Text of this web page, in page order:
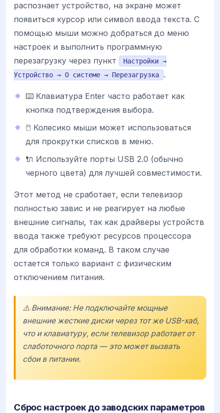
распознает устройство, на экране может
появиться курсор или символ ввода текста. С
помощью мыши можно добраться до меню
настроек и выполнить программную
перезагрузку через пункт
Настройки →
Устройство → О системе → Перезагрузка
.
⌨️ Клавиатура Enter часто работает как
кнопка подтверждения выбора.
🖱️ Колесико мыши может использоваться
для прокрутки списков в меню.
🔌 Используйте порты USB 2.0 (обычно
черного цвета) для лучшей совместимости.
Этот метод не сработает, если телевизор
полностью завис и не реагирует на любые
внешние сигналы, так как драйверы устройств
ввода также требуют ресурсов процессора
для обработки команд. В таком случае
остается только вариант с физическим
отключением питания.
⚠️ Внимание: Не подключайте мощные
внешние жесткие диски через тот же USB-хаб,
что и клавиатуру, если телевизор работает от
слаботочного порта — это может вызвать
сбои в питании.
Сброс настроек до заводских параметров